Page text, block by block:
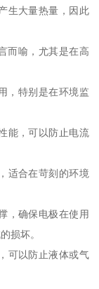
生大量热量，因此
而喻，尤其是在高
，特别是在环境监
能，可以防止电流
适合在苛刻的环境
，确保电极在使用
损坏。
可以防止液体或气